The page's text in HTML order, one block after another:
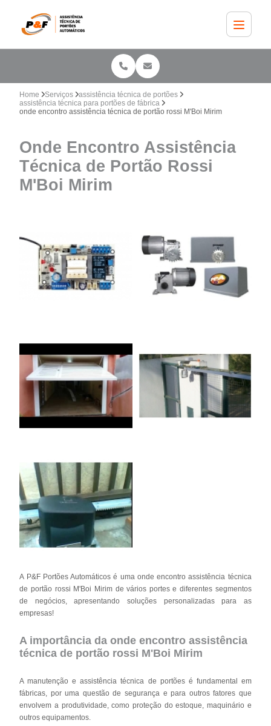
Home Serviços
assistência técnica de portões
assistência técnica para portões de fábrica
onde encontro assistência técnica de portão rossi M'Boi Mirim
Onde Encontro Assistência
Técnica de Portão Rossi
M'Boi Mirim
A P&F Portões Automáticos é uma onde encontro assistência técnica
de portão rossi M'Boi Mirim de vários portes e diferentes segmentos
de negócios, apresentando soluções personalizadas para as
empresas!
A importância da onde encontro assistência
técnica de portão rossi M'Boi Mirim
A manutenção e assistência técnica de portões é fundamental em
fábricas, por uma questão de segurança e para outros fatores que
envolvem a produtividade, como proteção do estoque, maquinário e
outros equipamentos.